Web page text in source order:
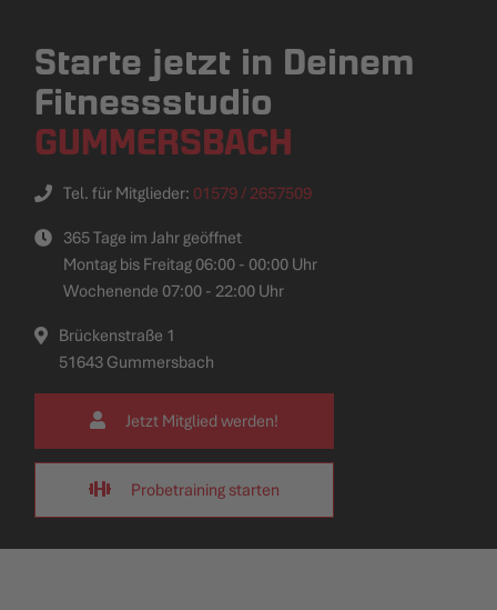
Starte jetzt in Deinem
Fitnessstudio
GUMMERSBACH
Tel. für Mitglieder: 01579 / 2657509
365 Tage im Jahr geöffnet
Montag bis Freitag 06:00 - 00:00 Uhr
Wochenende 07:00 - 22:00 Uhr
Brückenstraße 1
51643 Gummersbach
Jetzt Mitglied werden!
Probetraining starten